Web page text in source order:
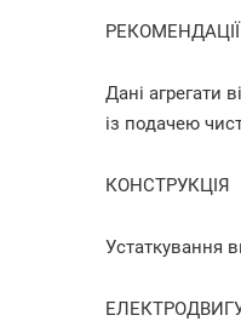
Дані агрегати
із подачею
КОНСТРУКЦІЯ
Устаткування